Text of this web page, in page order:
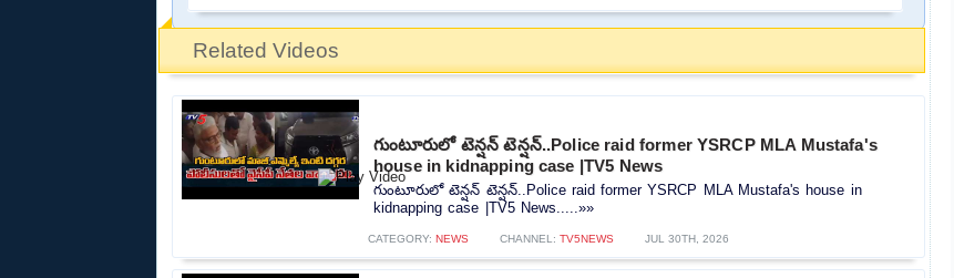
Related Videos
గుంటూరులో టెన్షన్ టెన్షన్..Police raid former YSRCP MLA Mustafa's
house in kidnapping case |TV5 News
గుంటూరులో టెన్షన్ టెన్షన్..Police raid former YSRCP MLA Mustafa's house in
kidnapping case |TV5 News.....»»
CATEGORY: NEWS CHANNEL: TV5NEWS JUL 30TH, 2026